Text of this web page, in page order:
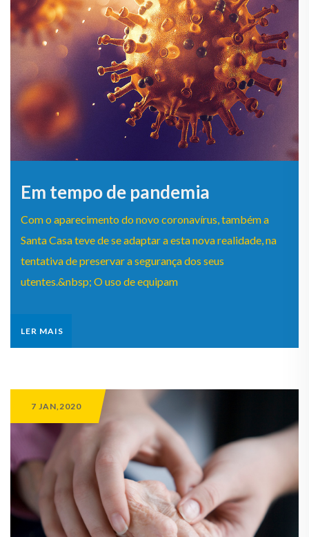
Em tempo de pandemia
Com o aparecimento do novo coronavírus, também a
Santa Casa teve de se adaptar a esta nova realidade, na
tentativa de preservar a segurança dos seus
utentes.&nbsp; O uso de equipam
LER MAIS
7 JAN,2020